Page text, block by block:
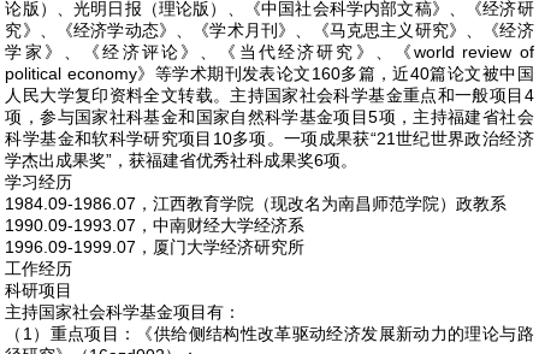
论版）、光明日报（理论版）、《中国社会科学内部文稿》、《经济研
究》、《经济学动态》、《学术月刊》、《马克思主义研究》、《经济
学家》、《经济评论》、《当代经济研究》、《world review of
political economy》等学术期刊发表论文160多篇，近40篇论文被中国
人民大学复印资料全文转载。主持国家社会科学基金重点和一般项目4
项，参与国家社科基金和国家自然科学基金项目5项，主持福建省社会
科学基金和软科学研究项目10多项。一项成果获“21世纪世界政治经济
学杰出成果奖”，获福建省优秀社科成果奖6项。
学习经历
1984.09-1986.07，江西教育学院（现改名为南昌师范学院）政教系
1990.09-1993.07，中南财经大学经济系
1996.09-1999.07，厦门大学经济研究所
工作经历
科研项目
主持国家社会科学基金项目有：
（1）重点项目：《供给侧结构性改革驱动经济发展新动力的理论与路